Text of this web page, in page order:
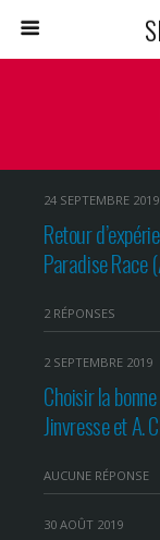
24 SEPTEMBRE 2019
Retour
Paradise Race
2 RÉPONSES
2 SEPTEMBRE 2019
Choisir la
Jinvresse et A.
AUCUNE RÉPONSE
30 AOÛT 2019